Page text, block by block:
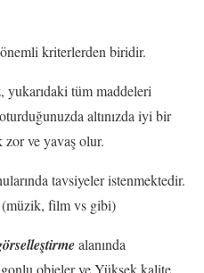
kriterlerden biridir.
yukarıdaki tüm maddeleri
altınızda iyi bir
zor ve yavaş olur.
tavsiyeler istenmektedir.
(müzik, film vs gibi)
alanında
objeler ve Yüksek kalite